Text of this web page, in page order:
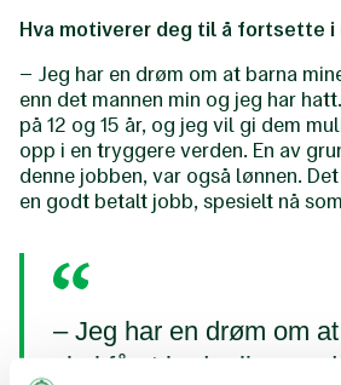
Hva motiverer deg til å fortsette i
– Jeg har en drøm om at barna
enn det mannen min og jeg har
på 12 og 15 år, og jeg vil gi dem
opp i en tryggere verden. En av
denne jobben, var også lønnen.
en godt betalt jobb, spesielt nå
– Jeg har en drøm om
skal få et bedre liv enn